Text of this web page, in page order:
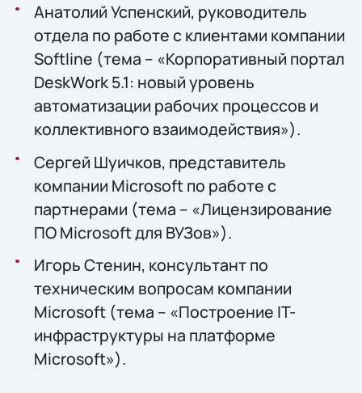
Анатолий Успенский, руководитель
отдела по работе с клиентами компании
Softline (тема – «Корпоративный портал
DeskWork 5.1: новый уровень
автоматизации рабочих процессов и
коллективного взаимодействия»).
Сергей Шуичков, представитель
компании Microsoft по работе с
партнерами (тема – «Лицензирование
ПО Microsoft для ВУЗов»).
Игорь Стенин, консультант по
техническим вопросам компании
Microsoft (тема – «Построение IT-
инфраструктуры на платформе
Microsoft»).